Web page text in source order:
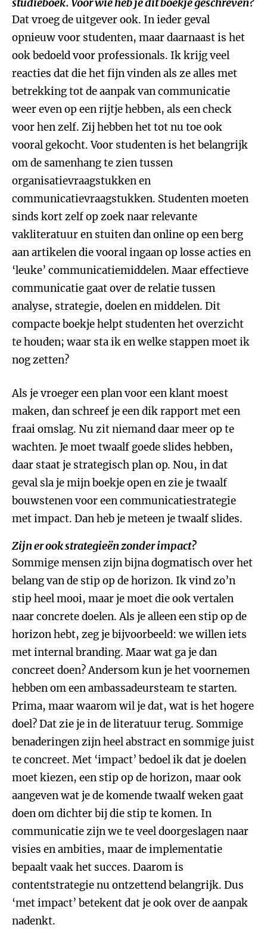
Dat vroeg de uitgever ook. In ieder geval
opnieuw voor studenten, maar daarnaast is het
ook bedoeld voor professionals. Ik krijg veel
reacties dat die het fijn vinden als ze alles met
betrekking tot de aanpak van communicatie
weer even op een rijtje hebben, als een check
voor hen zelf. Zij hebben het tot nu toe ook
vooral gekocht. Voor studenten is het belangrijk
om de samenhang te zien tussen
organisatievraagstukken en
communicatievraagstukken. Studenten moeten
sinds kort zelf op zoek naar relevante
vakliteratuur en stuiten dan online op een berg
aan artikelen die vooral ingaan op losse acties en
‘leuke’ communicatiemiddelen. Maar effectieve
communicatie gaat over de relatie tussen
analyse, strategie, doelen en middelen. Dit
compacte boekje helpt studenten het overzicht
te houden; waar sta ik en welke stappen moet ik
nog zetten?
Als je vroeger een plan voor een klant moest
maken, dan schreef je een dik rapport met een
fraai omslag. Nu zit niemand daar meer op te
wachten. Je moet twaalf goede slides hebben,
daar staat je strategisch plan op. Nou, in dat
geval sla je mijn boekje open en zie je twaalf
bouwstenen voor een communicatiestrategie
met impact. Dan heb je meteen je twaalf slides.
Zijn er ook strategieën zonder impact?
Sommige mensen zijn bijna dogmatisch over het
belang van de stip op de horizon. Ik vind zo’n
stip heel mooi, maar je moet die ook vertalen
naar concrete doelen. Als je alleen een stip op de
horizon hebt, zeg je bijvoorbeeld: we willen iets
met internal branding. Maar wat ga je dan
concreet doen? Andersom kun je het voornemen
hebben om een ambassadeursteam te starten.
Prima, maar waarom wil je dat, wat is het hogere
doel? Dat zie je in de literatuur terug. Sommige
benaderingen zijn heel abstract en sommige juist
te concreet. Met ‘impact’ bedoel ik dat je doelen
moet kiezen, een stip op de horizon, maar ook
aangeven wat je de komende twaalf weken gaat
doen om dichter bij die stip te komen. In
communicatie zijn we te veel doorgeslagen naar
visies en ambities, maar de implementatie
bepaalt vaak het succes. Daarom is
contentstrategie nu ontzettend belangrijk. Dus
‘met impact’ betekent dat je ook over de aanpak
nadenkt.